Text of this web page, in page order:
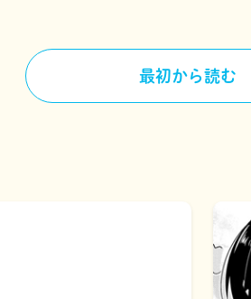
最初から読む